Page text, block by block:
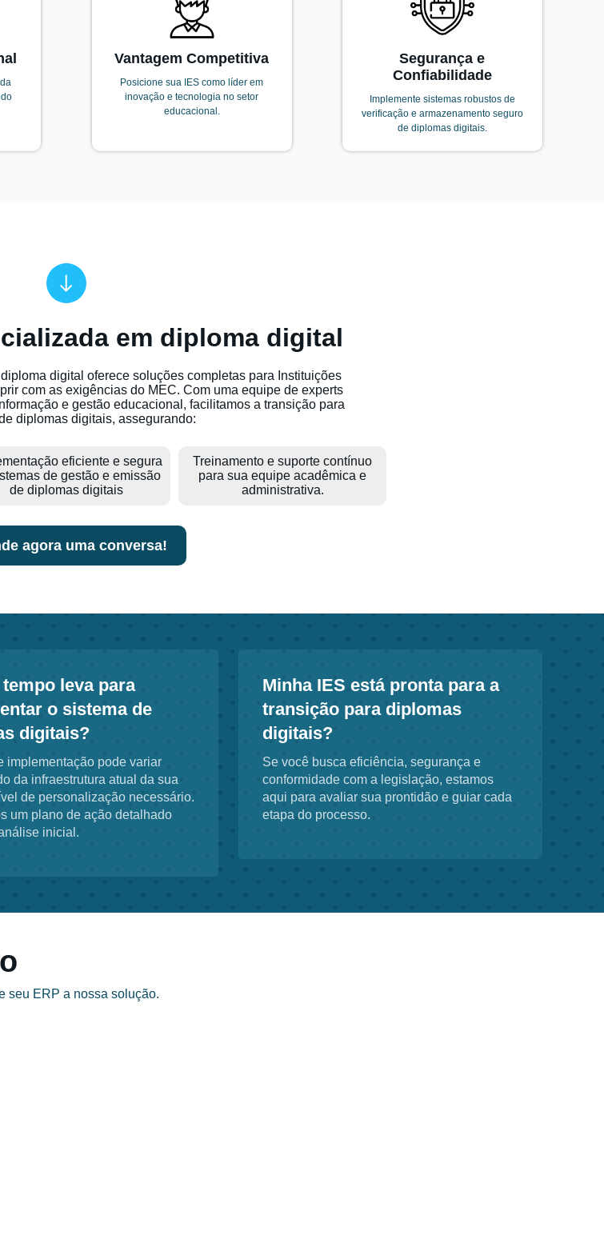
Vantagem Competitiva
Posicione sua IES como líder em
inovação e tecnologia no setor
educacional.
Segurança e
Confiabilidade
Implemente sistemas robustos de
verificação e armazenamento seguro
de diplomas digitais.
em diploma digital
digital oferece soluções completas para Instituições
com as exigências do MEC. Com uma equipe de experts
e gestão educacional, facilitamos a transição para
diplomas digitais, assegurando:
eficiente e segura
de gestão e emissão
de diplomas digitais
Treinamento e suporte contínuo
para sua equipe acadêmica e
administrativa.
agora uma conversa!
leva para
o sistema de
digitais?
implementação pode variar
da infraestrutura atual da sua
de personalização necessário.
um plano de ação detalhado
inicial.
Minha IES está pronta para a
transição para diplomas
digitais?
Se você busca eficiência, segurança e
conformidade com a legislação, estamos
aqui para avaliar sua prontidão e guiar cada
etapa do processo.
seu ERP a nossa solução.